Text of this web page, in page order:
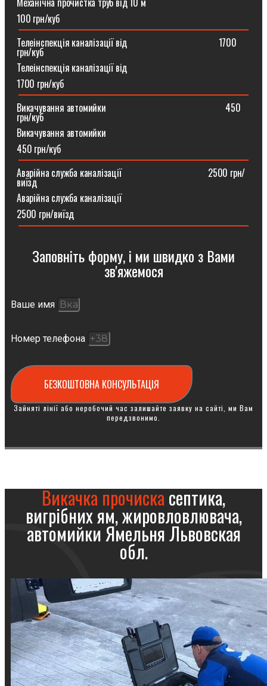
100 грн/куб
Телеінспекція каналізації від⠀⠀⠀⠀⠀⠀⠀⠀⠀⠀⠀⠀⠀1700
грн/куб
Телеінспекція каналізації від
1700 грн/куб
Викачування автомийки⠀⠀⠀⠀⠀⠀⠀⠀⠀⠀⠀⠀⠀⠀⠀⠀⠀450
грн/куб
Викачування автомийки
450 грн/куб
Аварійна служба каналізації ⠀⠀⠀⠀⠀⠀⠀⠀⠀⠀⠀⠀2500 грн/
виїзд
Аварійна служба каналізації
2500 грн/виїзд
Заповніть форму, і ми швидко з Вами
зв'яжемося
Ваше имя
Номер телефона
БЕЗКОШТОВНА КОНСУЛЬТАЦІЯ
Зайняті лінії або неробочий час залишайте заявку на сайті, ми Вам
передзвонимо.
Викачка прочискасептика,
вигрібних ям, жировловлювача,
автомийки Ямельня Львовская
обл.